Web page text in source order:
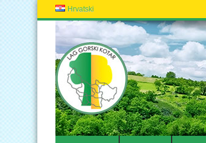
Hrvatski